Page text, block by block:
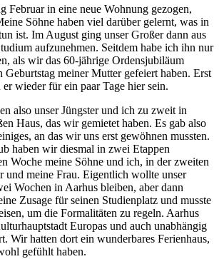
Februar in eine neue Wohnung gezogen,
Söhne haben viel darüber gelernt, was in
ist. Im August ging unser Großer dann aus
aufzunehmen. Seitdem habe ich ihn nur
als wir das 60-jährige Ordensjubiläum
Geburtstag meiner Mutter gefeiert haben. Erst
wieder für ein paar Tage hier sein.
also unser Jüngster und ich zu zweit in
Haus, das wir gemietet haben. Es gab also
an das wir uns erst gewöhnen mussten.
haben wir diesmal in zwei Etappen
Woche meine Söhne und ich, in der zweiten
und meine Frau. Eigentlich wollte unser
Wochen in Aarhus bleiben, aber dann
Zusage für seinen Studienplatz und musste
um die Formalitäten zu regeln. Aarhus
Europas und auch unabhängig
Wir hatten dort ein wunderbares Ferienhaus,
gefühlt haben.